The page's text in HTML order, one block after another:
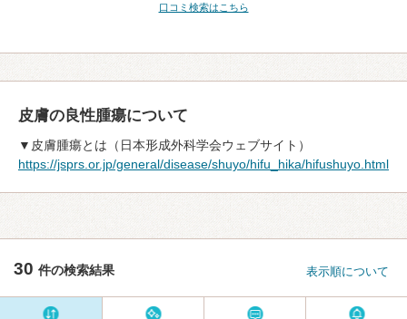
口コミ検索はこちら
皮膚の良性腫瘍について
▼皮膚腫瘍とは（日本形成外科学会ウェブサイト）
https://jsprs.or.jp/general/disease/shuyo/hifu_hika/hifushuyo.html
30 件の検索結果 表示順について